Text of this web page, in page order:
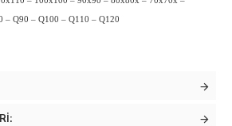
– Q90 – Q100 – Q110 – Q120